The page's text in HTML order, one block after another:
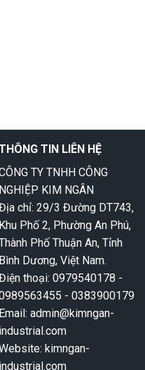
TIN LIÊN HỆ
TY TNHH CÔNG
NGHIỆP KIM NGÂN
chỉ: 29/3 Đường DT743,
Khu Phố 2, Phường An Phú,
Phố Thuận An, Tỉnh
Bình Dương, Việt Nam.
thoại: 0979540178 -
- 0383900179
Email: admin@kimngan-
industrial.com
kimngan-
industrial.com